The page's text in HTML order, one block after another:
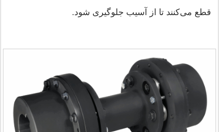
قطع می‌کنند تا از آسیب جلوگیری شود.